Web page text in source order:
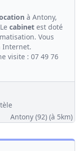
à Antony,
cabinet est doté
Vous
Internet.
visite : 07 49 76
Antony (92) (à 5km)